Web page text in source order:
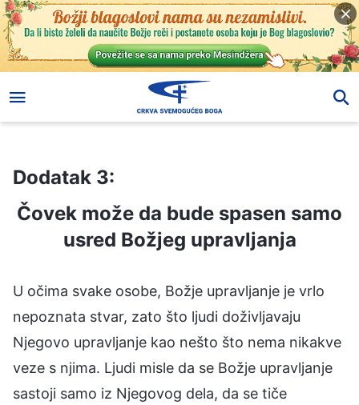
Dodatak 3:
Čovek može da bude spasen samo
usred Božjeg upravljanja
U očima svake osobe, Božje upravljanje je vrlo
nepoznata stvar, zato što ljudi doživljavaju
Njegovo upravljanje kao nešto što nema nikakve
veze s njima. Ljudi misle da se Božje upravljanje
sastoji samo iz Njegovog dela, da se tiče